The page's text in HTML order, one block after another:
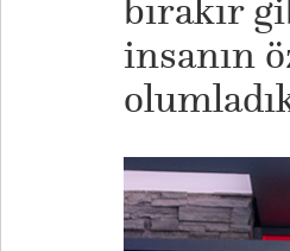
bırakır
insanın